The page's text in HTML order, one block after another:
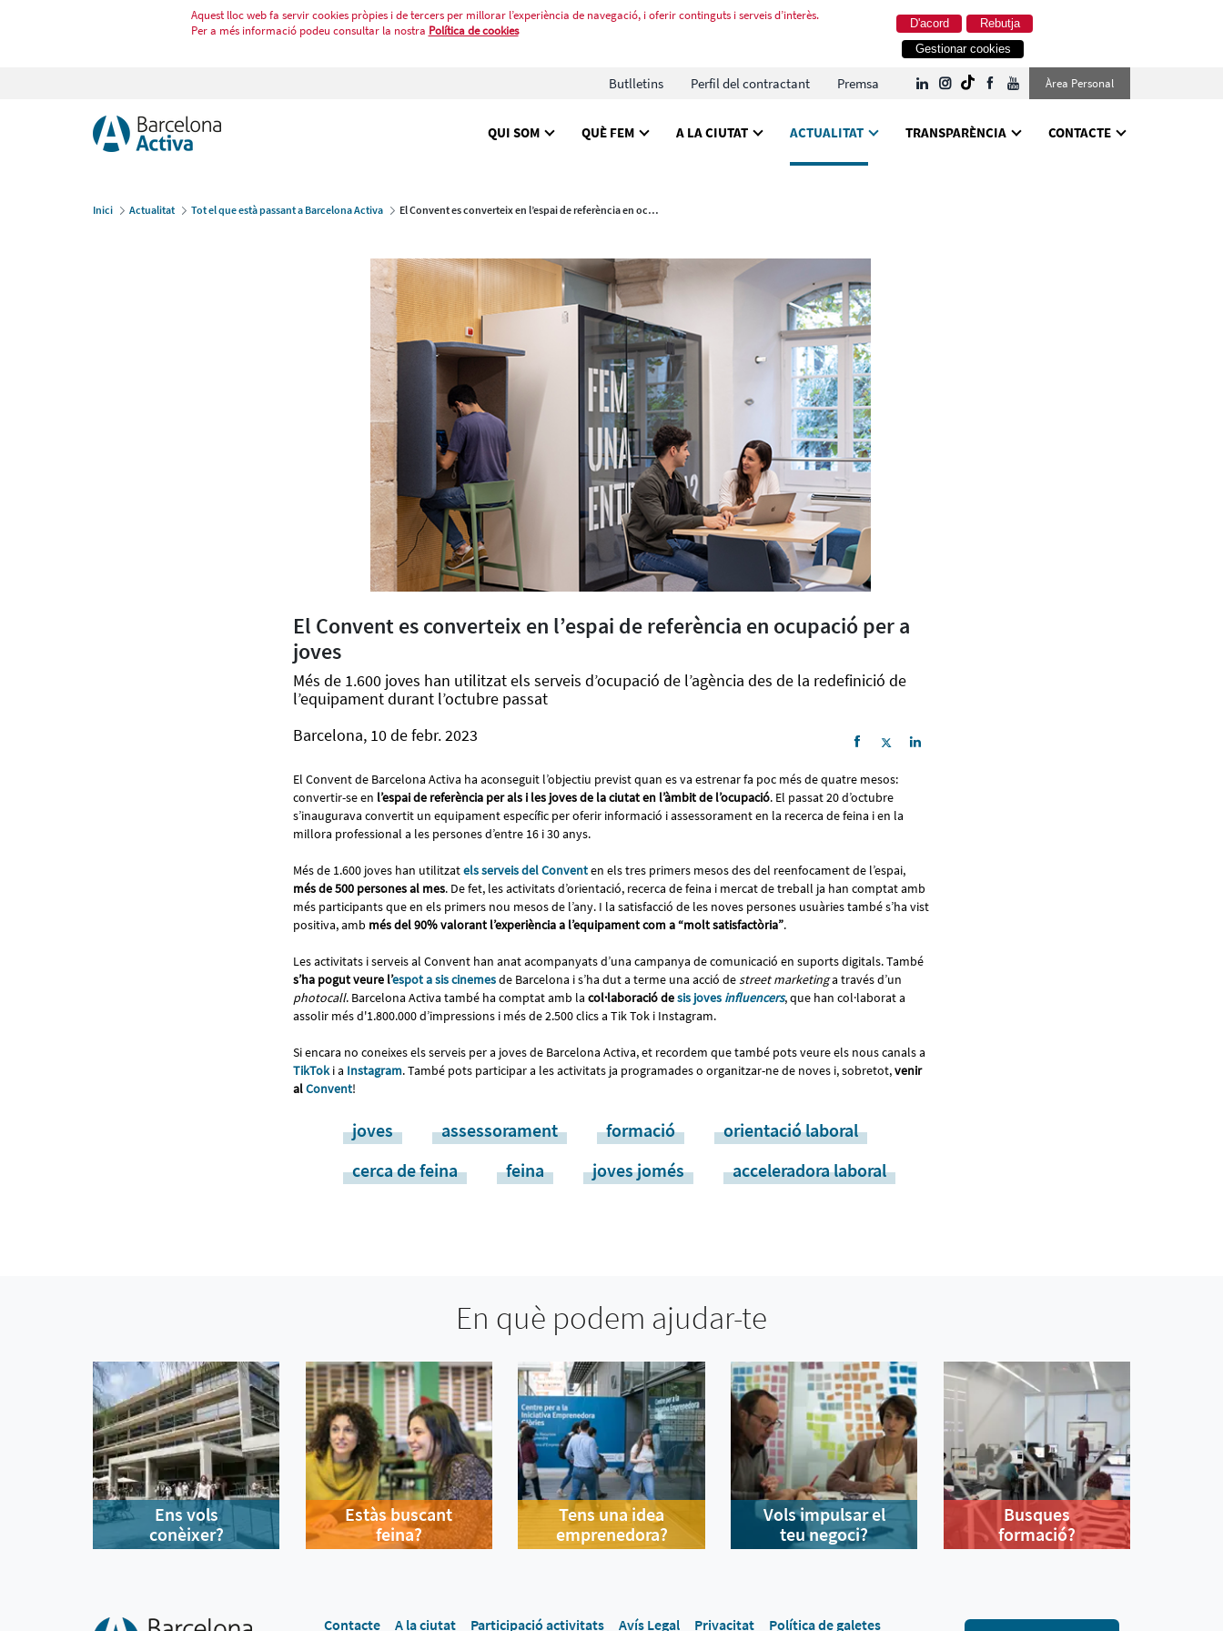
Aquest lloc web fa servir cookies pròpies i de tercers per millorar l’experiència de navegació, i oferir continguts i serveis d’interès.
Per a més informació podeu consultar la nostra Política de cookies Rebutja
D'acord
Gestionar cookies
Butlletins Perfil del contractant Premsa Àrea Personal
QUI SOM QUÈ FEM A LA CIUTAT ACTUALITAT TRANSPARÈNCIA CONTACTE
Inici Actualitat Tot el que està passant a Barcelona Activa El Convent es converteix en l’espai de referència en ocupació per a joves
El Convent es converteix en l’espai de referència en ocupació per a
joves
Més de 1.600 joves han utilitzat els serveis d’ocupació de l’agència des de la redefinició de
l’equipament durant l’octubre passat
Barcelona, 10 de febr. 2023
El Convent de Barcelona Activa ha aconseguit l’objectiu previst quan es va estrenar fa poc més de quatre mesos:
convertir-se en l’espai de referència per als i les joves de la ciutat en l’àmbit de l’ocupació. El passat 20 d’octubre
s’inaugurava convertit un equipament específic per oferir informació i assessorament en la recerca de feina i en la
millora professional a les persones d’entre 16 i 30 anys.
Més de 1.600 joves han utilitzatels serveis del Conventen els tres primers mesos des del reenfocament de l’espai,
més de 500 persones al mes. De fet, les activitats d’orientació, recerca de feina i mercat de treball ja han comptat amb
més participants que en els primers nou mesos de l’any. I la satisfacció de les noves persones usuàries també s’ha vist
positiva, amb més del 90% valorant l’experiència a l’equipament com a “molt satisfactòria”.
Les activitats i serveis al Convent han anat acompanyats d’una campanya de comunicació en suports digitals. També
s’ha pogut veure l’espot a sis cinemesde Barcelona i s’ha dut a terme una acció destreet marketinga través d’un
photocall. Barcelona Activa també ha comptat amb la col·laboració desis joves influencers, que han col·laborat a
assolir més d'1.800.000 d’impressions i més de 2.500 clics a Tik Tok i Instagram.
Si encara no coneixes els serveis per a joves de Barcelona Activa, et recordem que també pots veure els nous canals a
TikTok i a Instagram. També pots participar a les activitats ja programades o organitzar-ne de noves i, sobretot,venir
alConvent!
joves assessorament formació
orientació laboral
cerca de feina
feina joves jomés acceleradora laboral
En què podem ajudar-te
Ens vols
conèixer?
Estàs buscant
feina?
Tens una idea
emprenedora?
Vols impulsar el
teu negoci?
Busques
formació?
Contacte A la ciutat Participació activitats Avís Legal Privacitat Política de galetes